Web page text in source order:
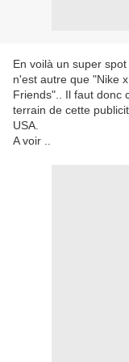
En voilà un super
n'est autre que "Nike
Friends".. Il faut donc
terrain de cette
USA.
A voir ..